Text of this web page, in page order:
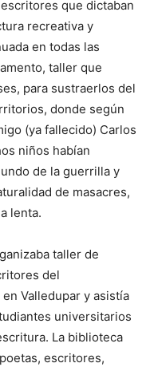
que dictaban
recreativa y
en todas las
taller que
para sustraerlos del
donde según
(ya fallecido) Carlos
niños habían
de la guerrilla y
de masacres,
lenta.
taller de
del
Valledupar y asistía
universitarios
La biblioteca
escritores,